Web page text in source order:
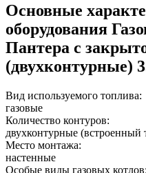
Основные
оборудования
Пантера с
(двухконтурные)
Вид используемого топлива:
газовые
Количество контуров:
двухконтурные
Место монтажа:
настенные
Особые виды газовых котлов: